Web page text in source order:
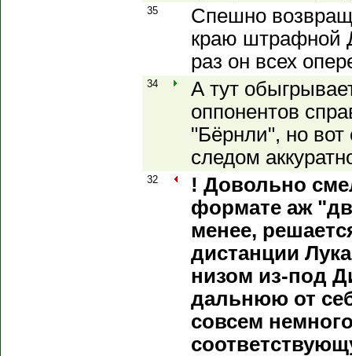
35
Спешно
краю штрафной
раз он всех
34
А тут
оппонентов
"Бёрнли", но вот
следом
32
! Довольно
формате аж
менее,
дистанции
низом из-под
дальнюю от
совсем